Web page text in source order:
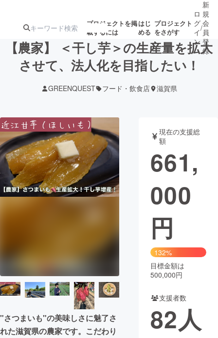
プロジェクトを掲
載するには
はじ
める
プロジェクト
をさがす
ターン
ジェクト
募集終了が近いプ
ロジェクト
されます
アート・写真 音楽
テクノロジー・ガジェット ゲーム・サ
映像・映画
まちづくり・地域活性化
CAMPFIRE Creation
CAMPFIREふるさと納税machi-ya コミュニティ
ロ
グ
イ
ン
/
新
規
会
員
登
録
【農家】 ＜干し芋＞の生産量を拡大
させて、法人化を目指したい！
GREENQUEST フード・飲食店 滋賀県
"さつまいも"の美味しさに魅了さ
れた滋賀県の農家です。こだわり
現在の支援総
額
661,
000
円
132%
目標金額は
500,000円
支援者数
82人